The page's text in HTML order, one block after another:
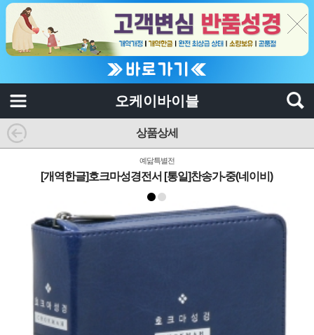
오케이바이블
상품상세
예닮특별전
[개역한글]호크마성경전서 [통일]찬송가-중(네이비)